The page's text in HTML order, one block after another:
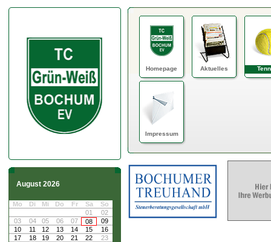
August 2026
Mo Di Mi Do Fr Sa
So
01
02
03
04 05 06 07 08
09
10
11 12 13 14 15
16
17
18 19 20 21 22
23
Homepage Aktuelles
Impressum